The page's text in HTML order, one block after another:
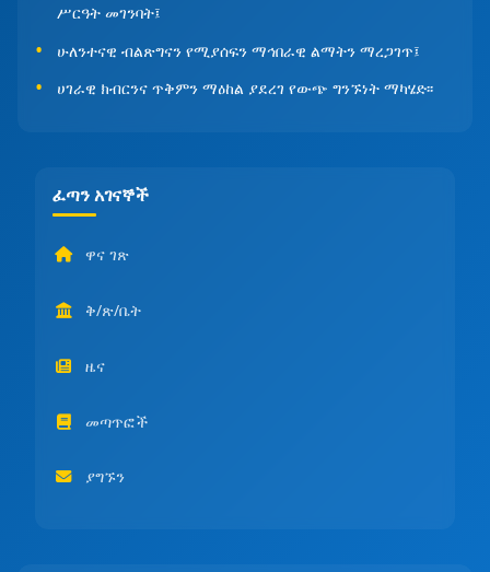
ሥርዓት መገንባት፤
ሁለንተናዊ ብልጽግናን የሚያሰፍን ማኅበራዊ ልማትን ማረጋገጥ፤
ሀገራዊ ክብርንና ጥቅምን ማዕከል ያደረገ የውጭ ግንኙነት ማካሄድ፡፡
ፈጣን አገናኞች
ዋና ገጽ
ቅ/ጽ/ቤት
ዜና
መጣጥፎች
ያግኙን